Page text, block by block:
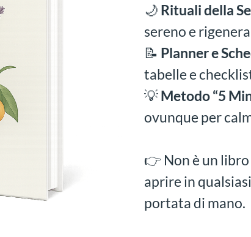
🌙 Rituali della
sereno e
📝 Planner e
tabelle e
💡Metodo “5
ovunque per
👉 Non è un
aprire in
portata di mano.